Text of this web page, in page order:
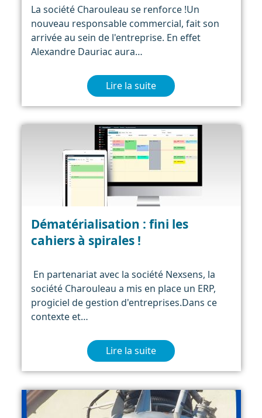
La société Charouleau se renforce !Un
nouveau responsable commercial, fait son
arrivée au sein de l'entreprise. En effet
Alexandre Dauriac aura…
Lire la suite
Dématérialisation : fini les
cahiers à spirales !
En partenariat avec la société Nexsens, la
société Charouleau a mis en place un ERP,
progiciel de gestion d'entreprises.Dans ce
contexte et…
Lire la suite